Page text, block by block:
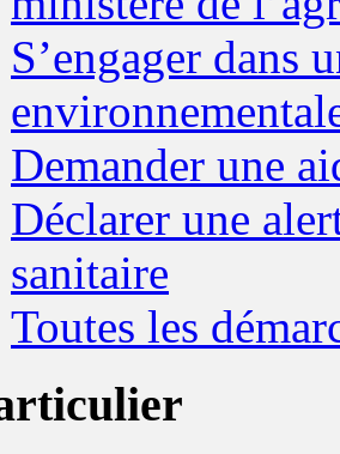
S’engager dans
Demander une
Déclarer une
sanitaire
Toutes les